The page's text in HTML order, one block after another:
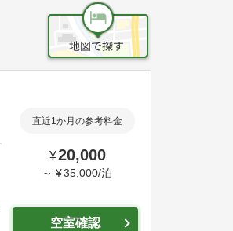
直近1か月の参考料金
¥20,000
～ ¥35,000/泊
空室確認